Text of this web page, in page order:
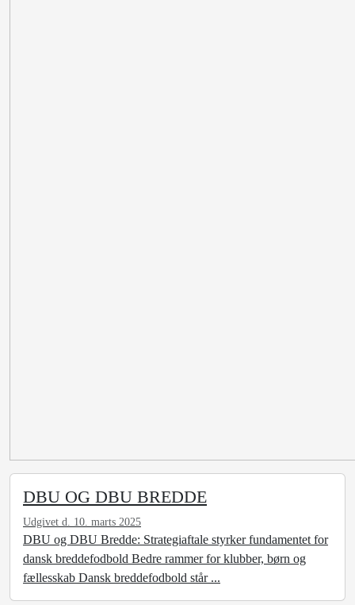
DBU OG DBU BREDDE
Udgivet d. 10. marts 2025
DBU og DBU Bredde: Strategiaftale styrker fundamentet for
dansk breddefodbold Bedre rammer for klubber, børn og
fællesskab Dansk breddefodbold står ...